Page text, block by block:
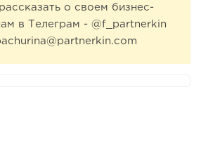
о своем бизнес-
в Телеграм - @f_partnerkin